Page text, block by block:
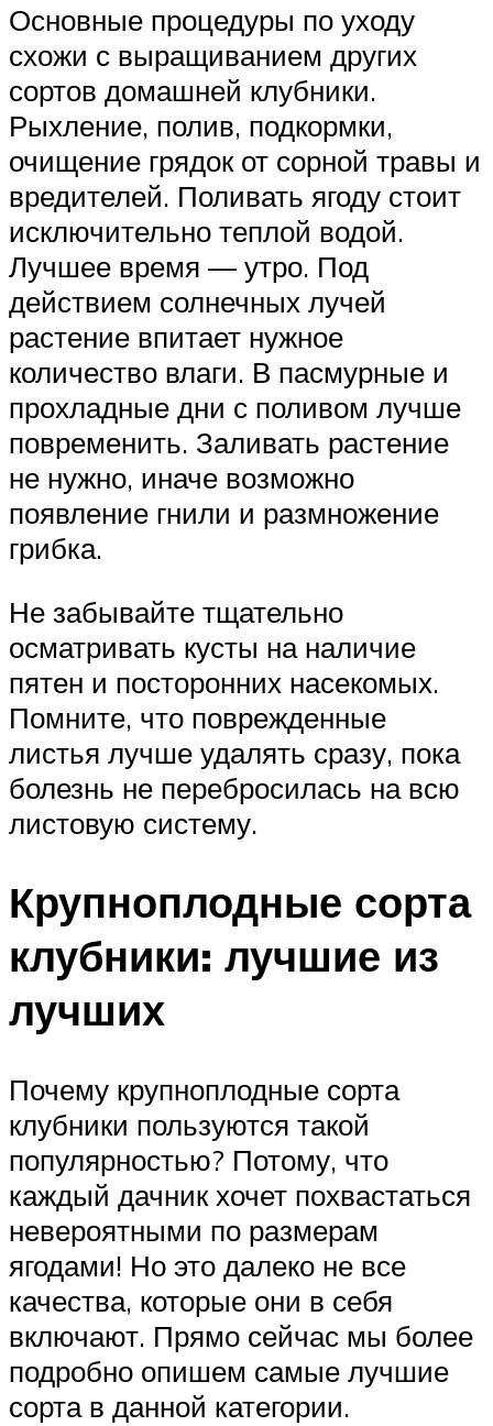
Основные процедуры по уходу
схожи с выращиванием других
сортов домашней клубники.
Рыхление, полив, подкормки,
очищение грядок от сорной травы и
вредителей. Поливать ягоду стоит
исключительно теплой водой.
Лучшее время — утро. Под
действием солнечных лучей
растение впитает нужное
количество влаги. В пасмурные и
прохладные дни с поливом лучше
повременить. Заливать растение
не нужно, иначе возможно
появление гнили и размножение
грибка.
Не забывайте тщательно
осматривать кусты на наличие
пятен и посторонних насекомых.
Помните, что поврежденные
листья лучше удалять сразу, пока
болезнь не перебросилась на всю
листовую систему.
Крупноплодные сорта
клубники: лучшие из
лучших
Почему крупноплодные сорта
клубники пользуются такой
популярностью? Потому, что
каждый дачник хочет похвастаться
невероятными по размерам
ягодами! Но это далеко не все
качества, которые они в себя
включают. Прямо сейчас мы более
подробно опишем самые лучшие
сорта в данной категории.